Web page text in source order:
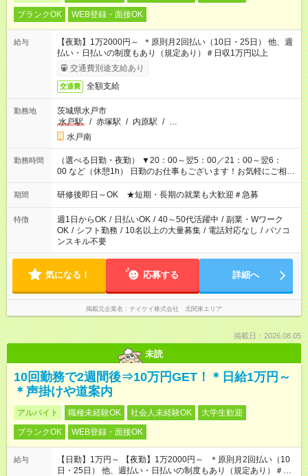
ブランクOK
WEB登録・面接OK
給与
【夜勤】1万2000円～ ＊原則月2回払い（10日・25日） 他、週
払い・日払いの制度もあり（規定あり）＃日収1万円以上
交通費別途支給あり
交通費 全額支給
勤務地
茨城県水戸市
水戸駅
/ 赤塚駅 / 内原駅 / …
水戸南
勤務時間
（選べる日勤・夜勤） ▼20：00～翌5：00／21：00～翌6：
00 など（休憩1h） 日勤のお仕事もございます！お気軽にご相談
ください！
期間 研修後即日～OK ★短期・長期の就業も大歓迎＃急募
特徴 週1日からOK / 日払いOK / 40～50代活躍中 / 副業・Wワーク
OK / シフト勤務 / 10名以上の大量募集 / 電話対応なし / パソコ
ンスキル不要
気になる！ 応募する 詳細へ
掲載元企業名 テイケイ株式会社 北関東エリア
掲載日：2026.08.05
未読
10回勤務で2週間後⇒10万円GET！＊日給1万円～
＊声掛けや道案内
アルバイト 職種未経験OK 社会人未経験OK
大学生歓迎
ブランクOK
WEB登録・面接OK
給与
【日勤】1万円～ 【夜勤】1万2000円～ ＊原則月2回払い（10
日・25日） 他、週払い・日払いの制度もあり（規定あり）＃日